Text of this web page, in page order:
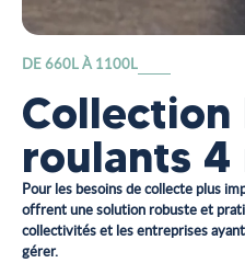
DE 660L À 1100L
Collection
roulants 4
Pour les besoins de collecte plus
offrent une solution robuste et
collectivités et les entreprises
gérer.